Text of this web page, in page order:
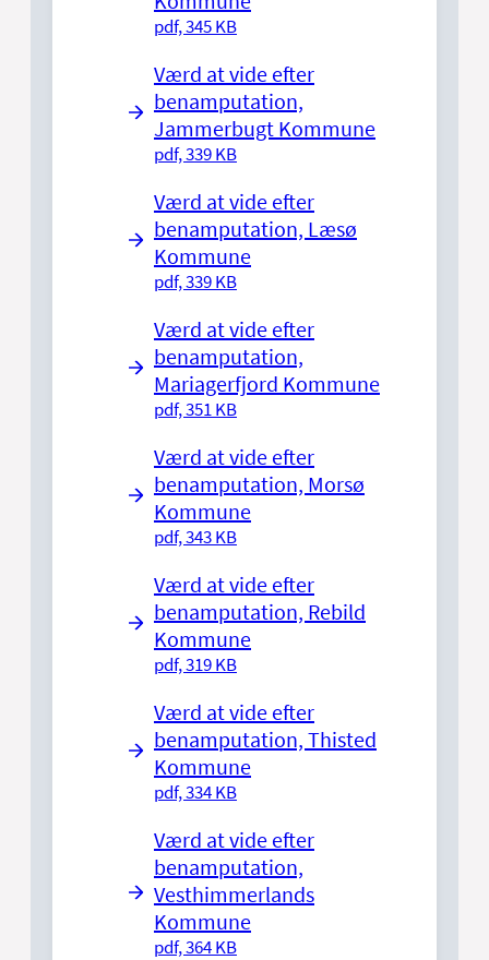
pdf, 345 KB
Værd at vide efter
benamputation,
Jammerbugt Kommune
pdf, 339 KB
Værd at vide efter
benamputation, Læsø
Kommune
pdf, 339 KB
Værd at vide efter
benamputation,
Mariagerfjord Kommune
pdf, 351 KB
Værd at vide efter
benamputation, Morsø
Kommune
pdf, 343 KB
Værd at vide efter
benamputation, Rebild
Kommune
pdf, 319 KB
Værd at vide efter
benamputation, Thisted
Kommune
pdf, 334 KB
Værd at vide efter
benamputation,
Vesthimmerlands
Kommune
pdf, 364 KB